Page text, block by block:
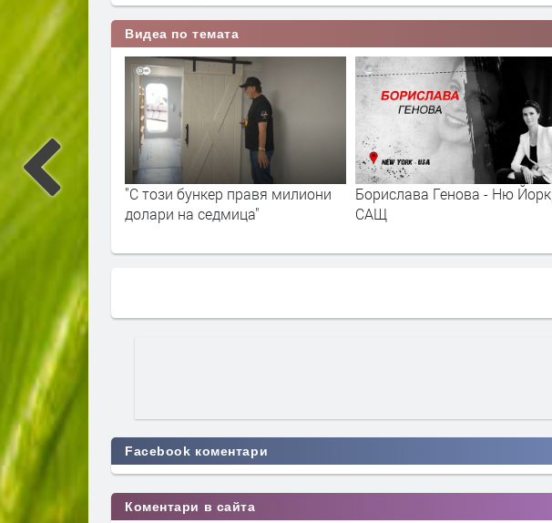
Видеа по темата
4 хасковски
"С този бункер правя милиони
долари на седмица"
Борислава Генова - Ню Йорк,
САЩ
Facebook коментари
Коментари в сайта